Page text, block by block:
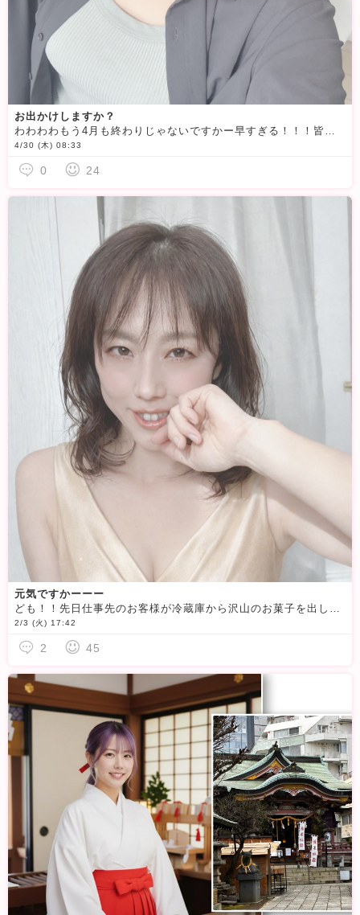
お出かけしますか？
わわわわもう4月も終わりじゃないですかー早すぎる！！！皆様いかがお過ごしでしょうかGWどこかへお出かけしますか？今年は天気があまり良くないそうですね例年は暑いくらいなのに
4/30 (木) 08:33
0 24
元気ですかーーー
ども！！先日仕事先のお客様が冷蔵庫から沢山のお菓子を出して好きなの食べて〜ってめっちゃ高級なマロングラッセを頂きました
2/3 (火) 17:42
2 45